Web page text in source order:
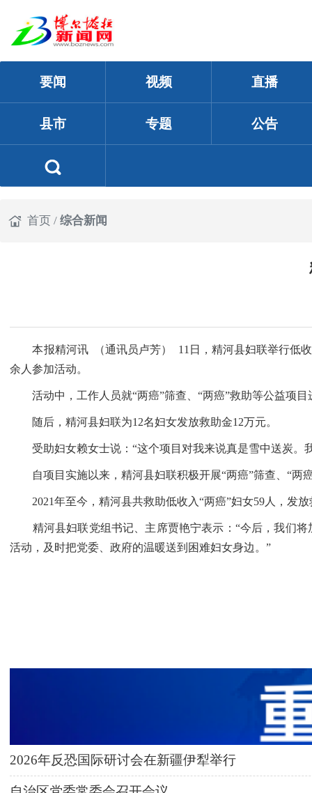
要闻 视频 直播
县市 专题 公告
首页/综合新闻
本报精河讯 （通讯员卢芳） 11日，精河县妇联举行低收
余人参加活动。
活动中，工作人员就“两癌”筛查、“两癌”救助等公益项目
随后，精河县妇联为12名妇女发放救助金12万元。
受助妇女赖女士说：“这个项目对我来说真是雪中送炭。
自项目实施以来，精河县妇联积极开展“两癌”筛查、“两
2021年至今，精河县共救助低收入“两癌”妇女59人，发放
精河县妇联党组书记、主席贾艳宁表示：“今后，我们将
活动，及时把党委、政府的温暖送到困难妇女身边。”
2026年反恐国际研讨会在新疆伊犁举行